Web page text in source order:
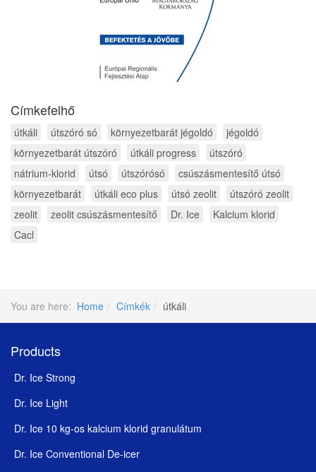
Címkefelhő
útkáli útszóró só környezetbarát jégoldó
jégoldó
környezetbarát útszóró
útkáli progress
útszóró
nátrium-klorid
útsó útszórósó
csúszásmentesítő útsó
környezetbarát
útkáli eco plus útsó zeolit
útszóró zeolit
zeolit
zeolit csúszásmentesítő Dr. Ice
Kalcium klorid
Cacl
You are here: Home Címkék útkáli
Products
Dr. Ice Strong
Dr. Ice Light
Dr. Ice 10 kg-os kalcium klorid granulátum
Dr. Ice Conventional De-icer